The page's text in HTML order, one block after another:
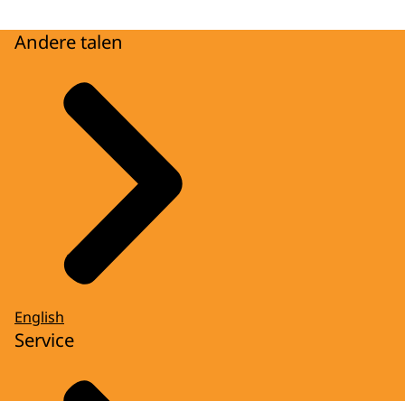
Andere talen
English
Service